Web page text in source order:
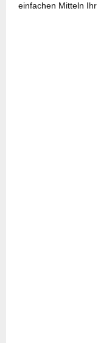
einfachen Mitteln